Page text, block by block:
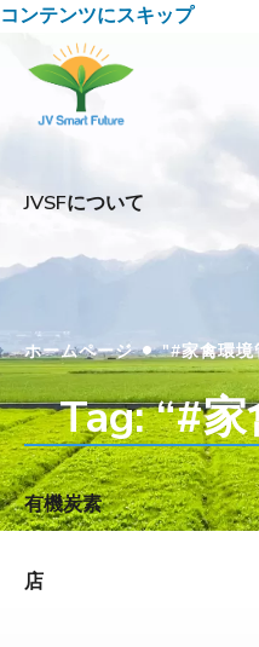
コンテンツにスキップ
JVSFについて
有機炭素
店
ホームページ•"#家禽環
Tag: “#